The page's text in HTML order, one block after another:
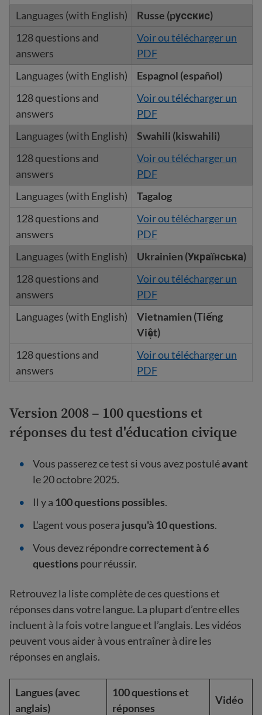
Russe (pусскис)
Voir ou télécharger un
PDF
Espagnol (español)
Voir ou télécharger un
PDF
Swahili (kiswahili)
Voir ou télécharger un
PDF
Tagalog
Voir ou télécharger un
PDF
Ukrainien (Українська)
Voir ou télécharger un
PDF
Vietnamien (Tiếng
Việt)
Voir ou télécharger un
PDF
Version 2008 – 100 questions et
réponses du test d'éducation civique
Vous passerez ce test si vous avez postuléavant
le 20 octobre 2025.
Il y a 100 questions possibles.
L'agent vous posera jusqu'à 10 questions.
Vous devez répondrecorrectement à 6
questions pour réussir.
Retrouvez la liste complète de ces questions et
réponses dans votre langue. La plupart d’entre elles
incluent à la fois votre langue et l’anglais. Les vidéos
peuvent vous aider à vous entraîner à dire les
réponses en anglais.
Langues (avec
anglais)
100 questions et
réponses
Vidéo